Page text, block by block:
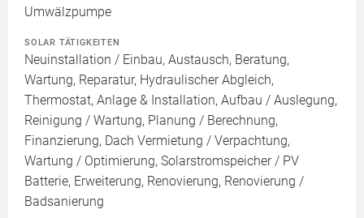
Umwälzpumpe
SOLAR TÄTIGKEITEN
Neuinstallation / Einbau, Austausch, Beratung,
Wartung, Reparatur, Hydraulischer Abgleich,
Thermostat, Anlage & Installation, Aufbau / Auslegung,
Reinigung / Wartung, Planung / Berechnung,
Finanzierung, Dach Vermietung / Verpachtung,
Wartung / Optimierung, Solarstromspeicher / PV
Batterie, Erweiterung, Renovierung, Renovierung /
Badsanierung